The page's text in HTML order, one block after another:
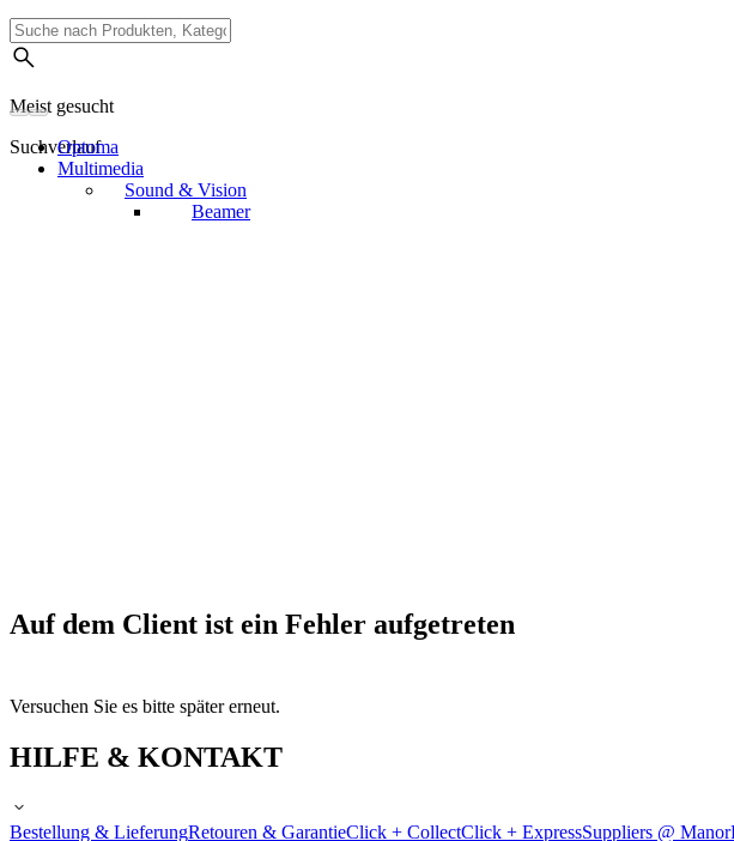
Meist gesucht
Suchverlauf
Optoma
Multimedia
Sound & Vision
Beamer
Auf dem Client ist ein Fehler aufgetreten
Versuchen Sie es bitte später erneut.
HILFE & KONTAKT
Bestellung & LieferungRetouren & GarantieClick + CollectClick + ExpressSuppliers @ Manor